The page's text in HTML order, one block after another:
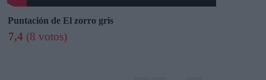
Puntación de El zorro gris
7,4 (8 votos)